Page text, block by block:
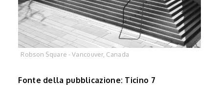
Robson Square - Vancouver, Canada
Fonte della pubblicazione: Ticino 7